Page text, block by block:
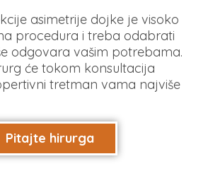
asimetrije dojke je visoko
procedura i treba odabrati
odgovara vašim potrebama.
će tokom konsultacija
tretman vama najviše
Pitajte hirurga